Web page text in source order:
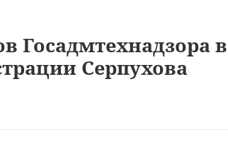
Госадмтехнадзора в
Серпухова